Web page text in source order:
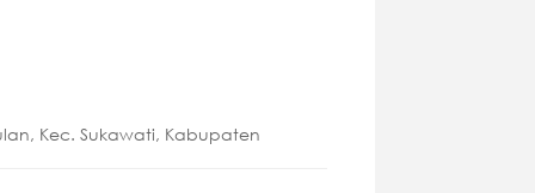
Kec. Sukawati, Kabupaten